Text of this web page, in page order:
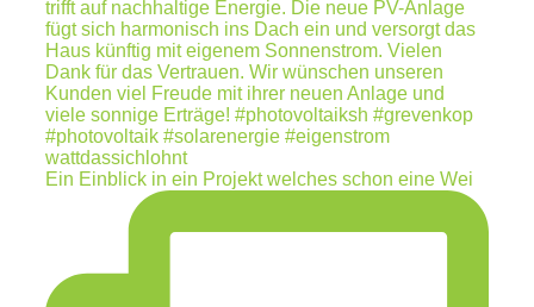
Ein Einblick in ein Projekt welches schon eine Wei